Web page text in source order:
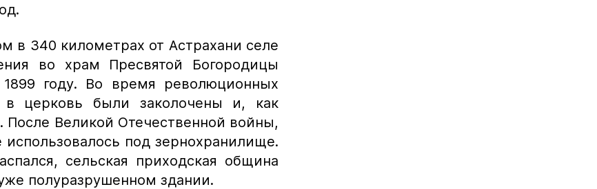
в 340 километрах от Астрахани селе
во храм Пресвятой Богородицы
году. Во время революционных
в церковь были заколочены и, как
После Великой Отечественной войны,
использовалось под зернохранилище.
сельская приходская община
полуразрушенном здании.